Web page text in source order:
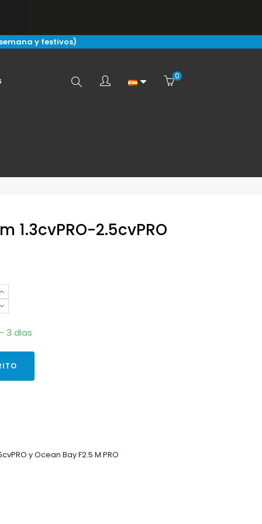
y festivos)
Buscar 0
1.3cvPRO-2.5cvPRO
3 dias
y Ocean Bay F2.5 M PRO